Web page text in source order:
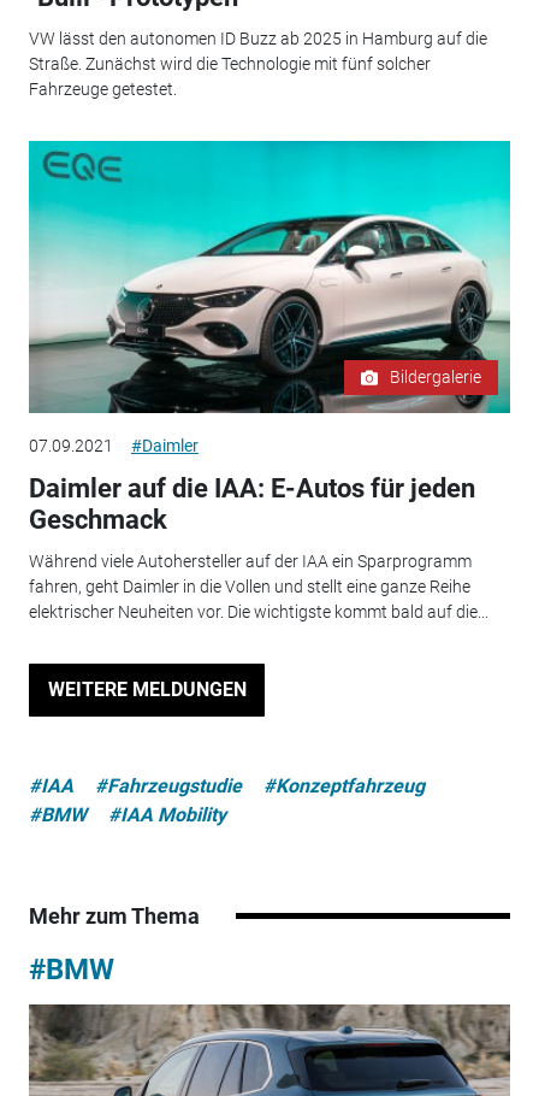
VW lässt den autonomen ID Buzz ab 2025 in Hamburg auf die
Straße. Zunächst wird die Technologie mit fünf solcher
Fahrzeuge getestet.
Bildergalerie
07.09.2021 #Daimler
Daimler auf die IAA: E-Autos für jeden
Geschmack
Während viele Autohersteller auf der IAA ein Sparprogramm
fahren, geht Daimler in die Vollen und stellt eine ganze Reihe
elektrischer Neuheiten vor. Die wichtigste kommt bald auf die...
WEITERE MELDUNGEN
#IAA #Fahrzeugstudie
#Konzeptfahrzeug
#BMW
#IAA Mobility
Mehr zum Thema
#BMW